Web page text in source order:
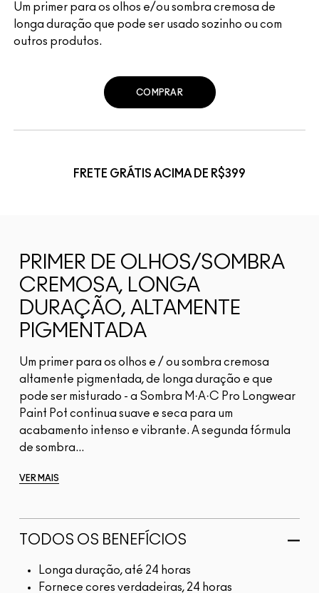
Um primer para os olhos e/ou sombra cremosa de
longa duração que pode ser usado sozinho ou com
outros produtos.
COMPRAR
FRETE GRÁTIS ACIMA DE R$399
PRIMER DE OLHOS/SOMBRA
CREMOSA, LONGA
DURAÇÃO, ALTAMENTE
PIGMENTADA
Um primer para os olhos e / ou sombra cremosa
altamente pigmentada, de longa duração e que
pode ser misturado - a Sombra M·A·C Pro Longwear
Paint Pot continua suave e seca para um
acabamento intenso e vibrante. A segunda fórmula
de sombra...
VER MAIS
TODOS OS BENEFÍCIOS
Longa duração, até 24 horas
Fornece cores verdadeiras, 24 horas